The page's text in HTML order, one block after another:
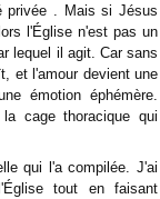
privée . Mais si Jésus
l'Église n'est pas un
lequel il agit. Car sans
et l'amour devient une
émotion éphémère.
cage thoracique qui
qui l'a compilée. J'ai
tout en faisant